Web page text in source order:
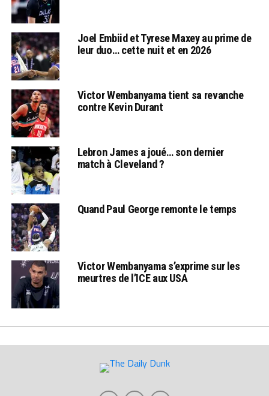
Joel Embiid et Tyrese Maxey au prime de
leur duo… cette nuit et en 2026
Victor Wembanyama tient sa revanche
contre Kevin Durant
Lebron James a joué… son dernier
match à Cleveland ?
Quand Paul George remonte le temps
Victor Wembanyama s’exprime sur les
meurtres de l’ICE aux USA